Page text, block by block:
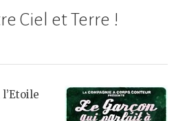
Ciel et Terre !